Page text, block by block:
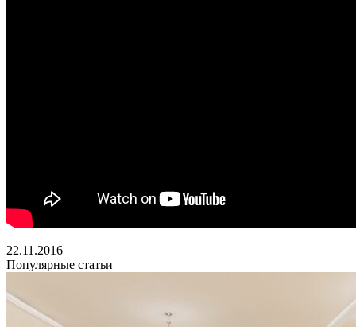
22.11.2016
Популярные статьи